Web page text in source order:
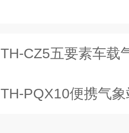
TH-CZ5五要素车载
TH-PQX10便携气象